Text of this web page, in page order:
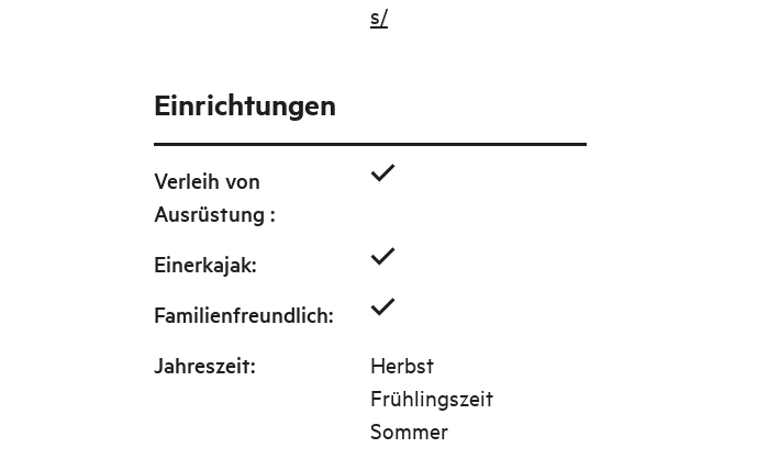
s/
Einrichtungen
Verleih von
Ausrüstung :
Einerkajak:
Familienfreundlich:
Jahreszeit:
Herbst
Frühlingszeit
Sommer